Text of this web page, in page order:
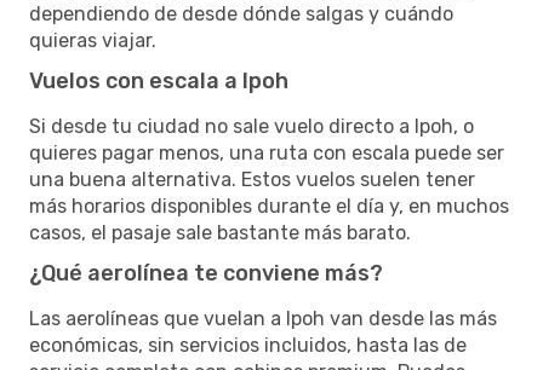
dependiendo de desde dónde salgas y cuándo
quieras viajar.
Vuelos con escala a Ipoh
Si desde tu ciudad no sale vuelo directo a Ipoh, o
quieres pagar menos, una ruta con escala puede ser
una buena alternativa. Estos vuelos suelen tener
más horarios disponibles durante el día y, en muchos
casos, el pasaje sale bastante más barato.
¿Qué aerolínea te conviene más?
Las aerolíneas que vuelan a Ipoh van desde las más
económicas, sin servicios incluidos, hasta las de